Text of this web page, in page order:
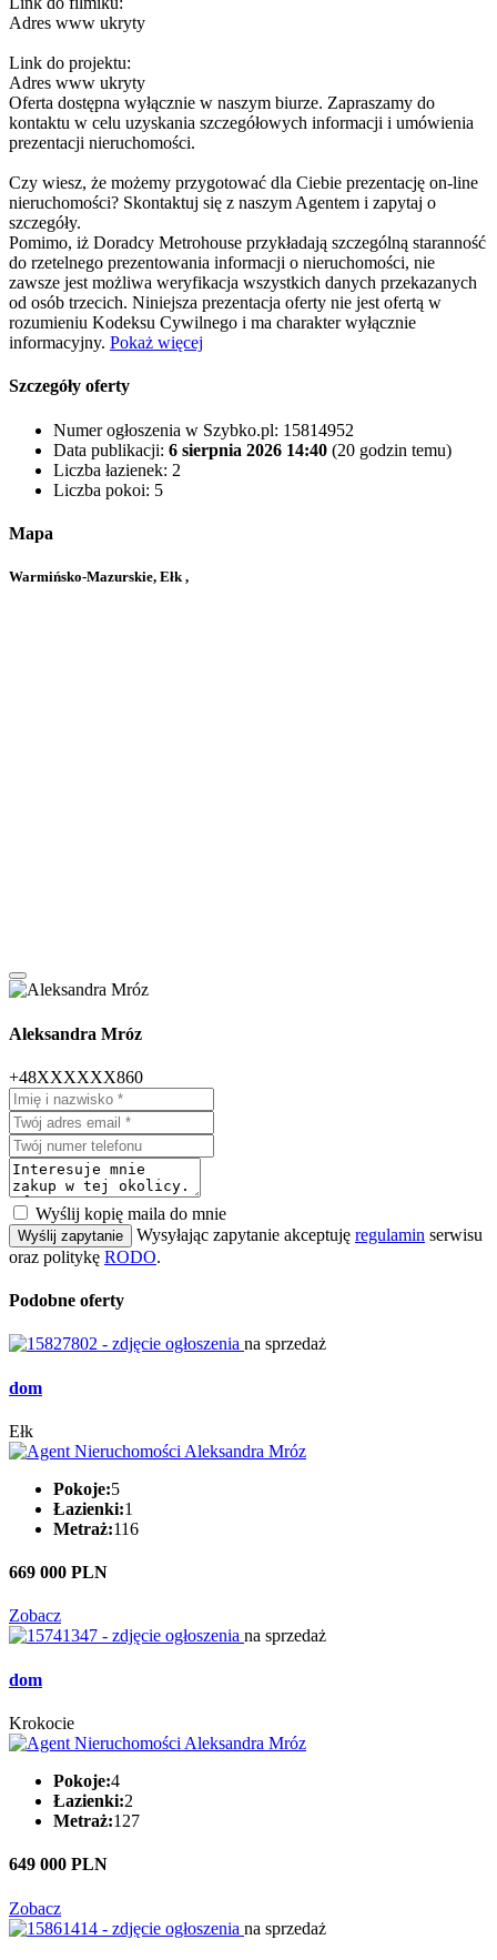
Adres www ukryty
Link do projektu:
Adres www ukryty
Oferta dostępna wyłącznie w naszym biurze. Zapraszamy do
kontaktu w celu uzyskania szczegółowych informacji i umówienia
prezentacji nieruchomości.
Czy wiesz, że możemy przygotować dla Ciebie prezentację on-line
nieruchomości? Skontaktuj się z naszym Agentem i zapytaj o
szczegóły.
Pomimo, iż Doradcy Metrohouse przykładają szczególną staranność
do rzetelnego prezentowania informacji o nieruchomości, nie
zawsze jest możliwa weryfikacja wszystkich danych przekazanych
od osób trzecich. Niniejsza prezentacja oferty nie jest ofertą w
rozumieniu Kodeksu Cywilnego i ma charakter wyłącznie
informacyjny. Pokaż więcej
Szczegóły oferty
Numer ogłoszenia w Szybko.pl: 15814952
Data publikacji: 6 sierpnia 2026 14:40 (20 godzin temu)
Liczba łazienek: 2
Liczba pokoi: 5
Mapa
Warmińsko-Mazurskie, Ełk ,
Aleksandra Mróz
+48XXXXXX860
Wyślij kopię maila do mnie
Wyślij zapytanie Wysyłając zapytanie akceptuję regulamin serwisu
oraz politykę RODO.
Podobne oferty
na sprzedaż
dom
Ełk
Pokoje:5
Łazienki:1
Metraż:116
669 000 PLN
Zobacz
na sprzedaż
dom
Krokocie
Pokoje:4
Łazienki:2
Metraż:127
649 000 PLN
Zobacz
na sprzedaż